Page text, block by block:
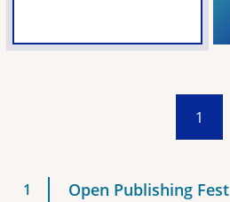
1
Open Publishing Fest